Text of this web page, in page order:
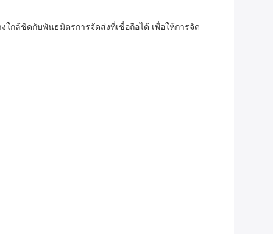
ใกล้ชิดกับพันธมิตรการจัดส่งที่เชื่อถือได้ เพื่อให้การจัด